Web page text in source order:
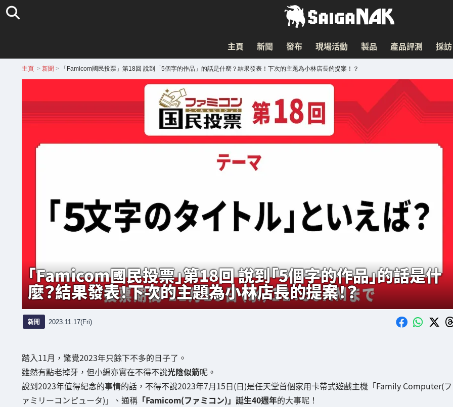
主頁 新聞 發布 現場活動 製品 產品評測 採訪
主頁 > 新聞 > 「Famicom國民投票」第18回 說到「5個字的作品」的話是什麼？結果發表！下次的主題為小林店長的提案！？
「Famicom國民投票」第18回 說到「5個字的作品」的話是什
麼？結果發表！下次的主題為小林店長的提案！？
新聞 2023.11.17(Fri)
踏入11月，驚覺2023年只餘下不多的日子了。
雖然有點老掉牙，但小編亦實在不得不說光陰似箭呢。
說到2023年值得紀念的事情的話，不得不說2023年7月15日(日)是任天堂首個家用卡帶式遊戲主機「Family Computer(フ
ァミリーコンピュータ)」、通稱「Famicom(ファミコン)」誕生40週年的大事呢！